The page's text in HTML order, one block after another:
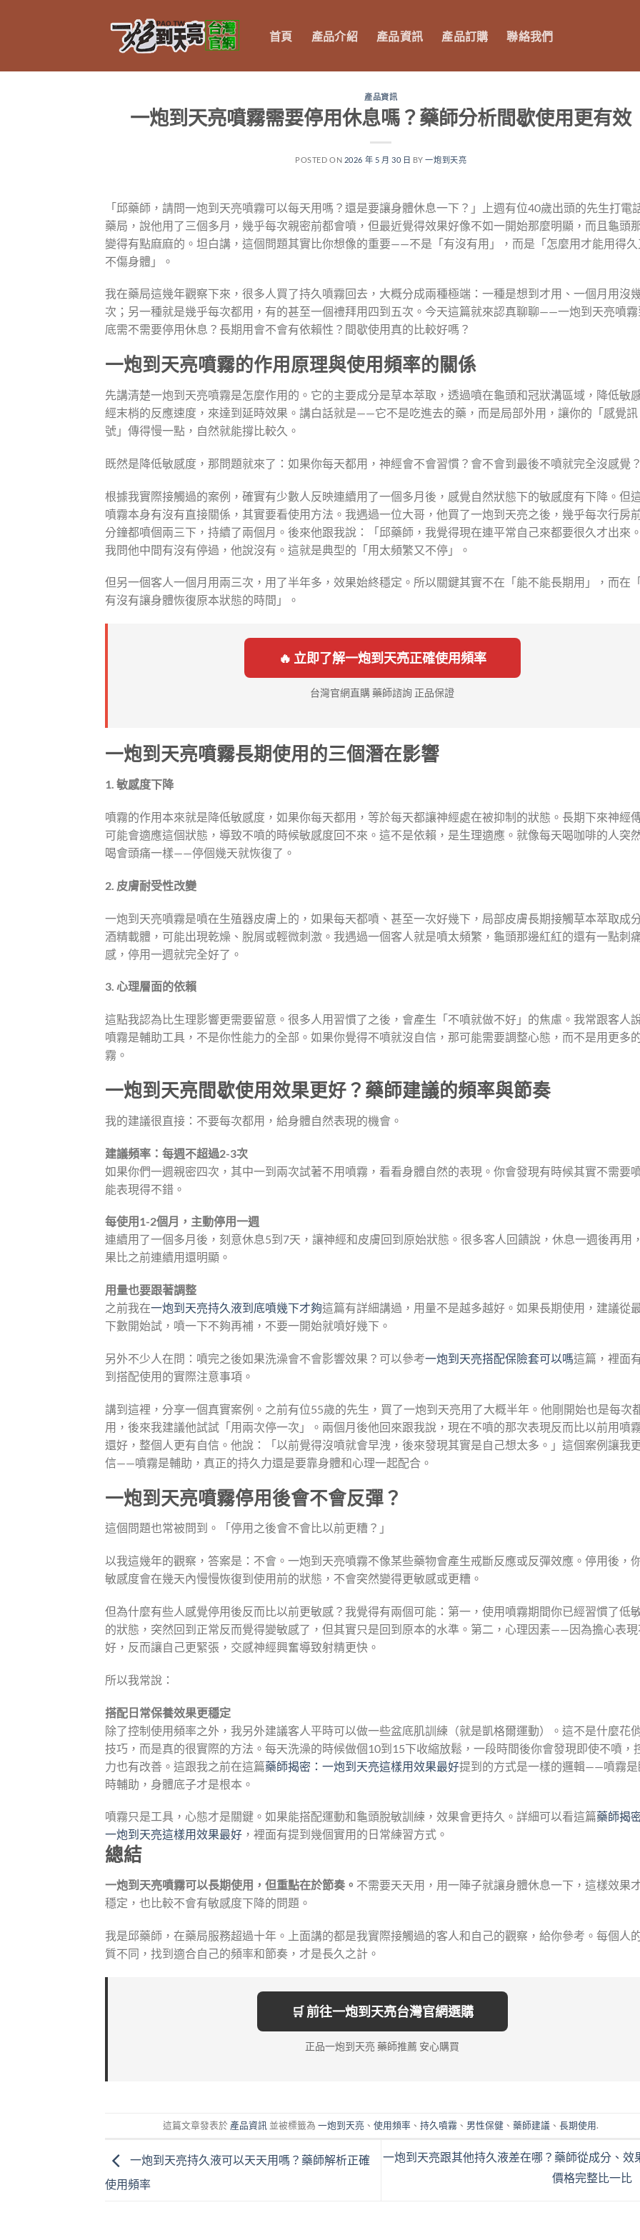
首頁 產品介紹 產品資訊 產品訂購 聯絡我們
產品資訊
一炮到天亮噴霧需要停用休息嗎？藥師分析間歇使用更有效
POSTED ON 2026 年 5 月 30 日 BY一炮到天亮
「邱藥師，請問一炮到天亮噴霧可以每天用嗎？還是要讓身體休息一下？」上週有位40歲出頭的先生打電
藥局，說他用了三個多月，幾乎每次親密前都會噴，但最近覺得效果好像不如一開始那麼明顯，而且龜頭
變得有點麻麻的。坦白講，這個問題其實比你想像的重要——不是「有沒有用」，而是「怎麼用才能用得久
不傷身體」。
我在藥局這幾年觀察下來，很多人買了持久噴霧回去，大概分成兩種極端：一種是想到才用、一個月用沒
次；另一種就是幾乎每次都用，有的甚至一個禮拜用四到五次。今天這篇就來認真聊聊——一炮到天亮噴霧
底需不需要停用休息？長期用會不會有依賴性？間歇使用真的比較好嗎？
一炮到天亮噴霧的作用原理與使用頻率的關係
先講清楚一炮到天亮噴霧是怎麼作用的。它的主要成分是草本萃取，透過噴在龜頭和冠狀溝區域，降低敏
經末梢的反應速度，來達到延時效果。講白話就是——它不是吃進去的藥，而是局部外用，讓你的「感覺訊
號」傳得慢一點，自然就能撐比較久。
既然是降低敏感度，那問題就來了：如果你每天都用，神經會不會習慣？會不會到最後不噴就完全沒感覺？
根據我實際接觸過的案例，確實有少數人反映連續用了一個多月後，感覺自然狀態下的敏感度有下降。但
噴霧本身有沒有直接關係，其實要看使用方法。我遇過一位大哥，他買了一炮到天亮之後，幾乎每次行房
分鐘都噴個兩三下，持續了兩個月。後來他跟我說：「邱藥師，我覺得現在連平常自己來都要很久才出來。
我問他中間有沒有停過，他說沒有。這就是典型的「用太頻繁又不停」。
但另一個客人一個月用兩三次，用了半年多，效果始終穩定。所以關鍵其實不在「能不能長期用」，而在
有沒有讓身體恢復原本狀態的時間」。
🔥 立即了解一炮到天亮正確使用頻率
台灣官網直購 藥師諮詢 正品保證
一炮到天亮噴霧長期使用的三個潛在影響
1. 敏感度下降
噴霧的作用本來就是降低敏感度，如果你每天都用，等於每天都讓神經處在被抑制的狀態。長期下來神經
可能會適應這個狀態，導致不噴的時候敏感度回不來。這不是依賴，是生理適應。就像每天喝咖啡的人突
喝會頭痛一樣——停個幾天就恢復了。
2. 皮膚耐受性改變
一炮到天亮噴霧是噴在生殖器皮膚上的，如果每天都噴、甚至一次好幾下，局部皮膚長期接觸草本萃取成
酒精載體，可能出現乾燥、脫屑或輕微刺激。我遇過一個客人就是噴太頻繁，龜頭那邊紅紅的還有一點刺
感，停用一週就完全好了。
3. 心理層面的依賴
這點我認為比生理影響更需要留意。很多人用習慣了之後，會產生「不噴就做不好」的焦慮。我常跟客人
噴霧是輔助工具，不是你性能力的全部。如果你覺得不噴就沒自信，那可能需要調整心態，而不是用更多
霧。
一炮到天亮間歇使用效果更好？藥師建議的頻率與節奏
我的建議很直接：不要每次都用，給身體自然表現的機會。
建議頻率：每週不超過2-3次
如果你們一週親密四次，其中一到兩次試著不用噴霧，看看身體自然的表現。你會發現有時候其實不需要
能表現得不錯。
每使用1-2個月，主動停用一週
連續用了一個多月後，刻意休息5到7天，讓神經和皮膚回到原始狀態。很多客人回饋說，休息一週後再用
果比之前連續用還明顯。
用量也要跟著調整
之前我在一炮到天亮持久液到底噴幾下才夠這篇有詳細講過，用量不是越多越好。如果長期使用，建議從
下數開始試，噴一下不夠再補，不要一開始就噴好幾下。
另外不少人在問：噴完之後如果洗澡會不會影響效果？可以參考一炮到天亮搭配保險套可以嗎這篇，裡面
到搭配使用的實際注意事項。
講到這裡，分享一個真實案例。之前有位55歲的先生，買了一炮到天亮用了大概半年。他剛開始也是每次
用，後來我建議他試試「用兩次停一次」。兩個月後他回來跟我說，現在不噴的那次表現反而比以前用噴
還好，整個人更有自信。他說：「以前覺得沒噴就會早洩，後來發現其實是自己想太多。」這個案例讓我
信——噴霧是輔助，真正的持久力還是要靠身體和心理一起配合。
一炮到天亮噴霧停用後會不會反彈？
這個問題也常被問到。「停用之後會不會比以前更糟？」
以我這幾年的觀察，答案是：不會。一炮到天亮噴霧不像某些藥物會產生戒斷反應或反彈效應。停用後，
敏感度會在幾天內慢慢恢復到使用前的狀態，不會突然變得更敏感或更糟。
但為什麼有些人感覺停用後反而比以前更敏感？我覺得有兩個可能：第一，使用噴霧期間你已經習慣了低
的狀態，突然回到正常反而覺得變敏感了，但其實只是回到原本的水準。第二，心理因素——因為擔心表現
好，反而讓自己更緊張，交感神經興奮導致射精更快。
所以我常說：
搭配日常保養效果更穩定
除了控制使用頻率之外，我另外建議客人平時可以做一些盆底肌訓練（就是凱格爾運動）。這不是什麼花
技巧，而是真的很實際的方法。每天洗澡的時候做個10到15下收縮放鬆，一段時間後你會發現即使不噴，
力也有改善。這跟我之前在這篇藥師揭密：一炮到天亮這樣用效果最好提到的方式是一樣的邏輯——噴霧是
時輔助，身體底子才是根本。
噴霧只是工具，心態才是關鍵。如果能搭配運動和龜頭脫敏訓練，效果會更持久。詳細可以看這篇藥師揭
一炮到天亮這樣用效果最好 ，裡面有提到幾個實用的日常練習方式。
總結
一炮到天亮噴霧可以長期使用，但重點在於節奏。 不需要天天用，用一陣子就讓身體休息一下，這樣效果
穩定，也比較不會有敏感度下降的問題。
我是邱藥師，在藥局服務超過十年。上面講的都是我實際接觸過的客人和自己的觀察，給你參考。每個人
質不同，找到適合自己的頻率和節奏，才是長久之計。
🛒 前往一炮到天亮台灣官網選購
正品一炮到天亮 藥師推薦 安心購買
這篇文章發表於 產品資訊 並被標籤為一炮到天亮 、使用頻率 、持久噴霧 、 男性保健 、藥師建議 、長期使用.
一炮到天亮持久液可以天天用嗎？藥師解析正確
使用頻率
一炮到天亮跟其他持久液差在哪？藥師從成分、效
價格完整比一比